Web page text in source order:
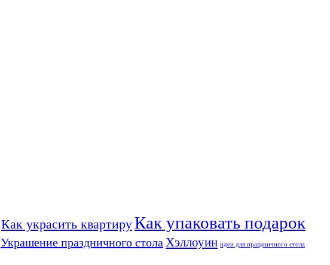
Как украсить квартируКак упаковать подарок
Украшение праздничного стола Хэллоуин идеи для праздничного стола